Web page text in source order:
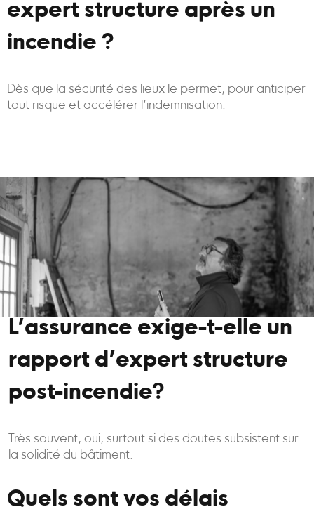
expert structure après un
incendie ?
Dès que la sécurité des lieux le permet, pour anticiper
tout risque et accélérer l’indemnisation.
L’assurance exige-t-elle un
rapport d’expert structure
post-incendie?
Très souvent, oui, surtout si des doutes subsistent sur
la solidité du bâtiment.
Quels sont vos délais